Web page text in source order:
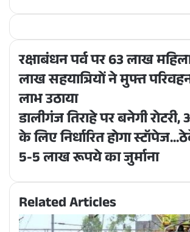
रक्षाबंधन पर्व पर 63 लाख
लाख सहयात्रियों ने मुफ्त
लाभ उठाया
डालीगंज तिराहे पर बनेगी
के लिए निर्धारित होगा
5-5 लाख रूपये का जुर्माना
Related Articles